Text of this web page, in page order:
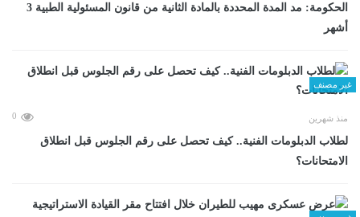
الحكومة: مد المدة المحددة بالمادة الثانية من قانون المسئولية الطبية 3
أشهر
غير مصنف
منذ شهرين 0
لطلاب الدبلومات الفنية.. كيف تحصل على رقم الجلوس قبل انطلاق
الامتحانات؟